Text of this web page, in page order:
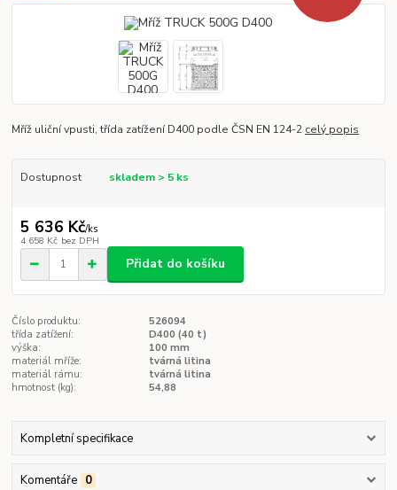
Mříž uliční vpusti, třída zatížení D400 podle ČSN EN 124-2 celý popis
Dostupnost skladem > 5 ks
5 636 Kč/ks
4 658 Kč bez DPH
Přidat do košíku
Číslo produktu:
526094
třída zatížení:
D400 (40 t)
výška:
100 mm
materiál mříže:
tvárná litina
materiál rámu:
tvárná litina
hmotnost (kg):
54,88
Kompletní specifikace
Komentáře 0